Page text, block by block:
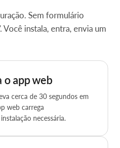
Sem formulário
instala, entra, envia um
o app web
cerca de 30 segundos em
web carrega
necessária.